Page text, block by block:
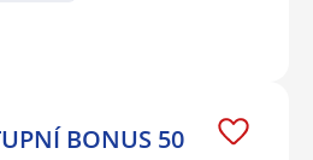
BONUS 50